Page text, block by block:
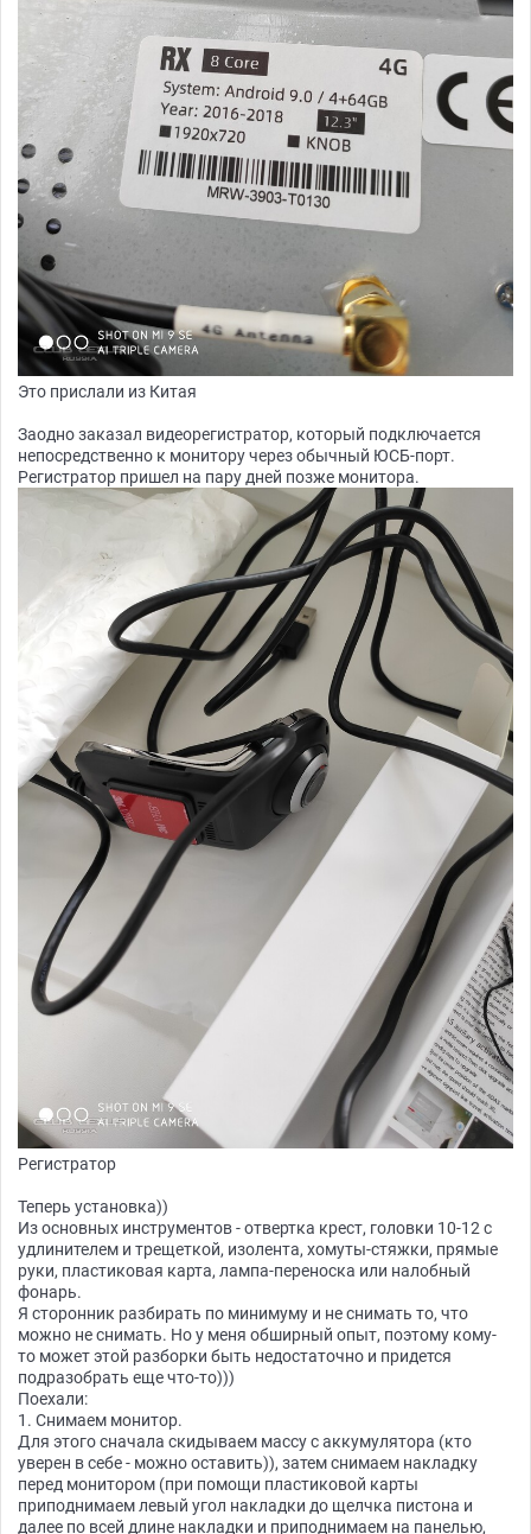
Это прислали из Китая
Заодно заказал видеорегистратор, который подключается
непосредственно к монитору через обычный ЮСБ-порт.
Регистратор пришел на пару дней позже монитора.
Регистратор
Теперь установка))
Из основных инструментов - отвертка крест, головки 10-12 с
удлинителем и трещеткой, изолента, хомуты-стяжки, прямые
руки, пластиковая карта, лампа-переноска или налобный
фонарь.
Я сторонник разбирать по минимуму и не снимать то, что
можно не снимать. Но у меня обширный опыт, поэтому кому-
то может этой разборки быть недостаточно и придется
подразобрать еще что-то)))
Поехали:
1. Снимаем монитор.
Для этого сначала скидываем массу с аккумулятора (кто
уверен в себе - можно оставить)), затем снимаем накладку
перед монитором (при помощи пластиковой карты
приподнимаем левый угол накладки до щелчка пистона и
далее по всей длине накладки и приподнимаем на панелью,